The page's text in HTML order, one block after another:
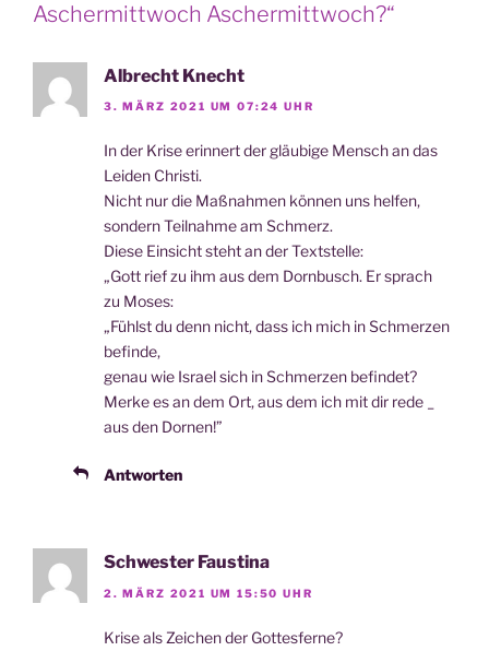
Aschermittwoch Aschermittwoch?“
Albrecht Knecht
3. MÄRZ 2021 UM 07:24 UHR
In der Kri­se erin­nert der gläu­bi­ge Mensch an das
Lei­den Christi.
Nicht nur die Maß­nah­men kön­nen uns helfen,
son­dern Teil­nah­me am Schmerz.
Die­se Ein­sicht steht an der Textstelle:
„Gott rief zu ihm aus dem Dorn­busch. Er sprach
zu Moses:
„Fühlst du denn nicht, dass ich mich in Schmer­zen
befinde,
genau wie Isra­el sich in Schmer­zen befindet?
Mer­ke es an dem Ort, aus dem ich mit dir rede _
aus den Dornen!”
Antworten
Schwester Faustina
2. MÄRZ 2021 UM 15:50 UHR
Kri­se als Zei­chen der Gottesferne?